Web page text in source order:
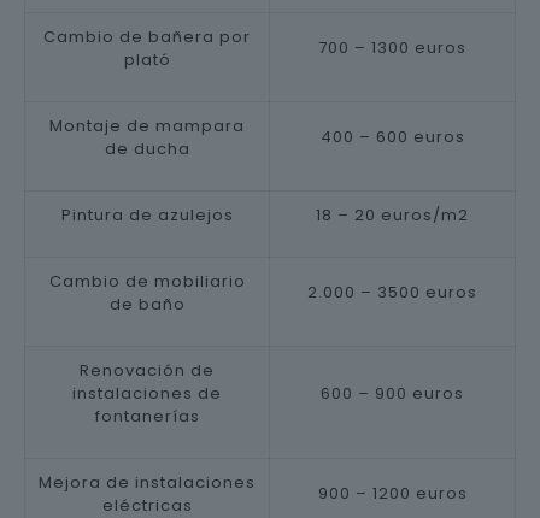
Cambio de bañera por
plató
700 – 1300 euros
Montaje de mampara
de ducha
400 – 600 euros
Pintura de azulejos 18 – 20 euros/m2
Cambio de mobiliario
de baño
2.000 – 3500 euros
Renovación de
instalaciones de
fontanerías
600 – 900 euros
Mejora de instalaciones
eléctricas
900 – 1200 euros